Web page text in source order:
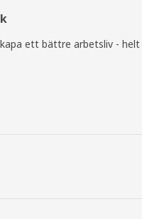
ett bättre arbetsliv - helt